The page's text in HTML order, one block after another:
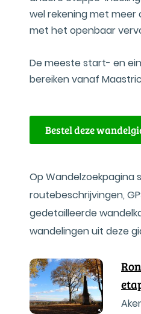
wel rekening met meer
met het openbaar
De meeste start- en
bereiken vanaf
Bestel deze
Op Wandelzoekpagina
routebeschrijvingen,
gedetailleerde
wandelingen uit deze